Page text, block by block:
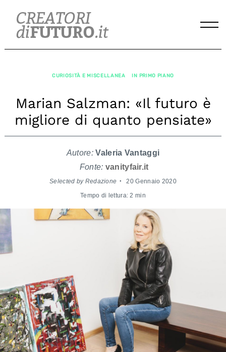
content
CURIOSITÀ E MISCELLANEA IN PRIMO PIANO
Marian Salzman: «Il futuro è
migliore di quanto pensiate»
Autore: Valeria Vantaggi
Fonte: vanityfair.it
Selected by Redazione 20 Gennaio 2020
Tempo di lettura: 2 min